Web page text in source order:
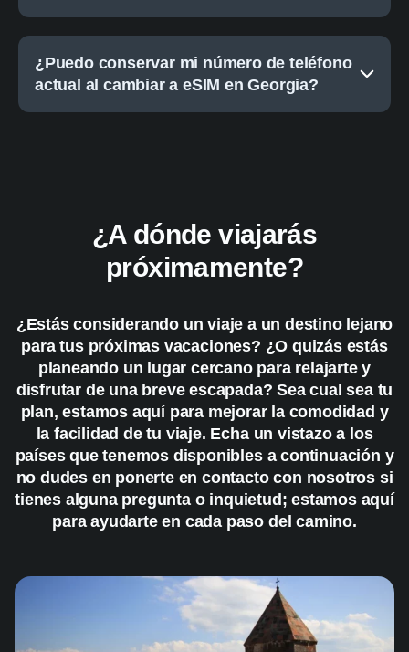
¿Puedo conservar mi número de teléfono
actual al cambiar a eSIM en Georgia?
¿A dónde viajarás
próximamente?
¿Estás considerando un viaje a un destino lejano
para tus próximas vacaciones? ¿O quizás estás
planeando un lugar cercano para relajarte y
disfrutar de una breve escapada? Sea cual sea tu
plan, estamos aquí para mejorar la comodidad y
la facilidad de tu viaje. Echa un vistazo a los
países que tenemos disponibles a continuación y
no dudes en ponerte en contacto con nosotros si
tienes alguna pregunta o inquietud; estamos aquí
para ayudarte en cada paso del camino.